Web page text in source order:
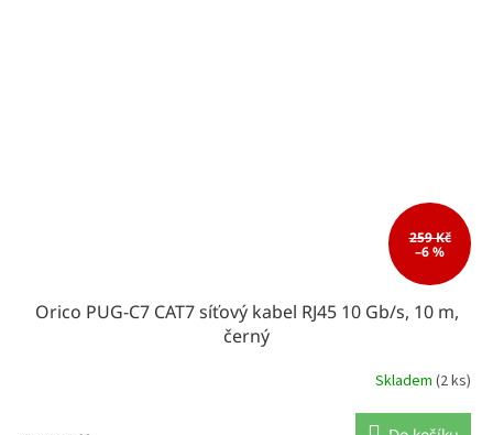
259 Kč
–6 %
Orico PUG-C7 CAT7 síťový kabel RJ45 10 Gb/s, 10 m,
černý
Skladem (2 ks)